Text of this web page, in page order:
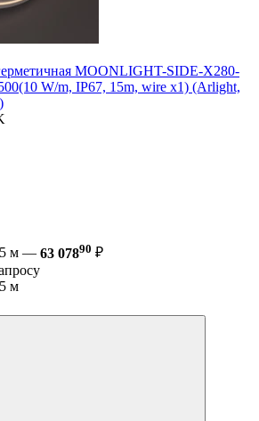
MOONLIGHT-SIDE-X280-
W/m, IP67, 15m, wire x1) (Arlight,
м — 63 07890 ₽
м